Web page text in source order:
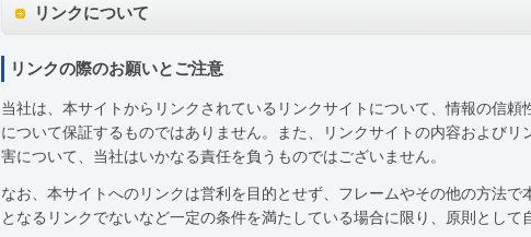
リンクについて
リンクの際のお願いとご注意
当社は、本サイトからリンクされているリンクサイトについて、情報の信
について保証するものではありません。また、リンクサイトの内容および
害について、当社はいかなる責任を負うものではございません。
なお、本サイトへのリンクは営利を目的とせず、フレームやその他の方法
となるリンクでないなど一定の条件を満たしている場合に限り、原則として